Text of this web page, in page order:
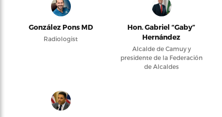
González Pons MD
Radiologist
Hon. Gabriel “Gaby”
Hernández
Alcalde de Camuy y
presidente de la Federación
de Alcaldes